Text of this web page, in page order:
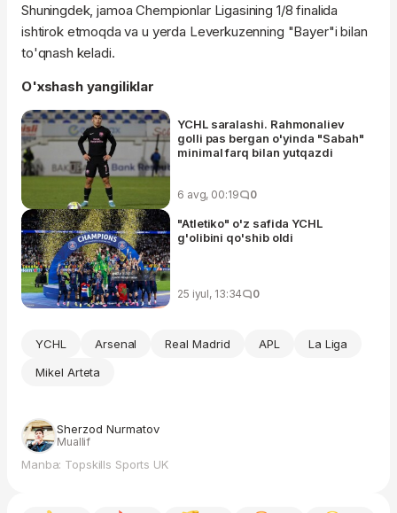
Shuningdek, jamoa Chempionlar Ligasining 1/8 finalida
ishtirok etmoqda va u yerda Leverkuzenning "Bayer"i bilan
to'qnash keladi.
O'xshash yangiliklar
YCHL saralashi. Rahmonaliev
golli pas bergan o'yinda "Sabah"
minimal farq bilan yutqazdi
6 avg, 00:19 0
"Atletiko" o'z safida YCHL
g'olibini qo'shib oldi
25 iyul, 13:34 0
YCHL Arsenal Real Madrid APL
La Liga
Mikel Arteta
Sherzod Nurmatov
Muallif
Manba: Topskills Sports UK